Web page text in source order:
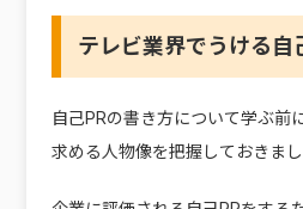
テレビ業界でうける自
自己PRの書き方について学ぶ前
求める人物像を把握しておきまし